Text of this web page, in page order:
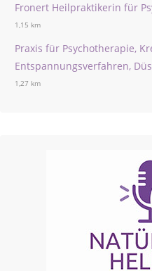
Fronert Heilpraktikerin für
1,15 km
Praxis für Psychotherapie,
Entspannungsverfahren,
1,27 km